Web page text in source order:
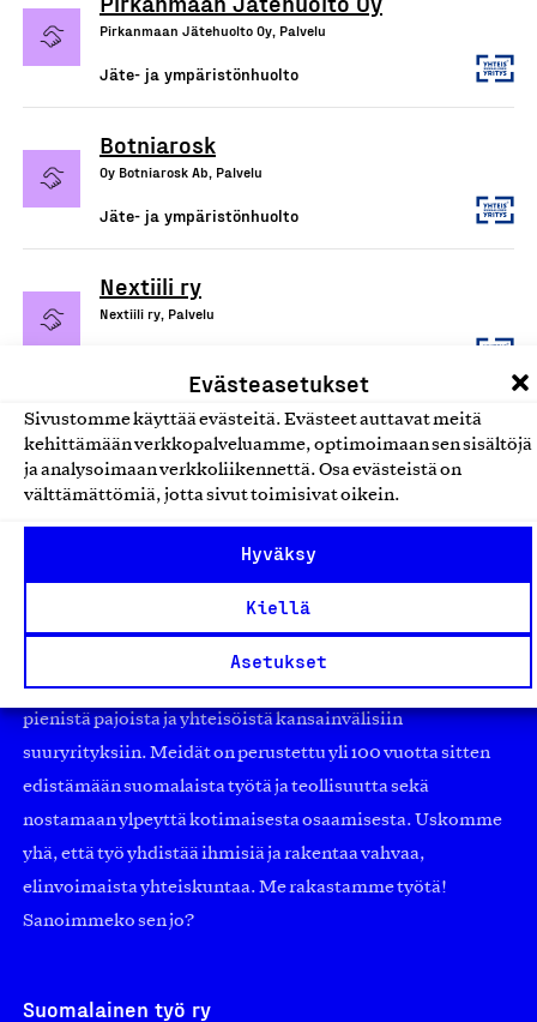
Evästeasetukset
Sivustomme käyttää evästeitä. Evästeet auttavat meitä
kehittämään verkkopalveluamme, optimoimaan sen sisältöjä
ja analysoimaan verkkoliikennettä. Osa evästeistä on
välttämättömiä, jotta sivut toimisivat oikein.
Hyväksy
Kiellä
Asetukset
Pirkanmaan Jätehuolto Oy, Palvelu
Jäte- ja ympäristönhuolto
Botniarosk
Oy Botniarosk Ab, Palvelu
Jäte- ja ympäristönhuolto
Nextiili ry
Nextiili ry, Palvelu
Olemme jäsentemme omistama puolueeton,
työmarkkinajärjestöistä riippumaton yhdistys.
Jäseninämme on koko suomalaisen yhteiskunnan kirjo
pienistä pajoista ja yhteisöistä kansainvälisiin
suuryrityksiin. Meidät on perustettu yli 100 vuotta sitten
edistämään suomalaista työtä ja teollisuutta sekä
nostamaan ylpeyttä kotimaisesta osaamisesta. Uskomme
yhä, että työ yhdistää ihmisiä ja rakentaa vahvaa,
elinvoimaista yhteiskuntaa. Me rakastamme työtä!
Sanoimmeko sen jo?
Suomalainen työ ry